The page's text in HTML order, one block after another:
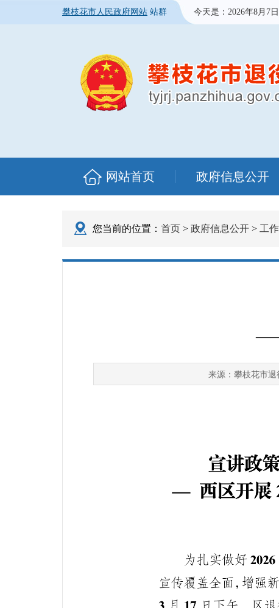
攀枝花市人民政府网站 站群 今天是： 2026年8月7
网站首页 政府信息公开
您当前的位置： 首页 > 政府信息公开 > 工
——
来源： 攀枝花市退